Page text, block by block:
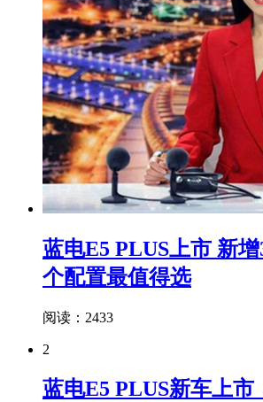
蓝电E5 PLUS上市 新
个配置最值得选
阅读：2433
2
蓝电E5 PLUS新车上市